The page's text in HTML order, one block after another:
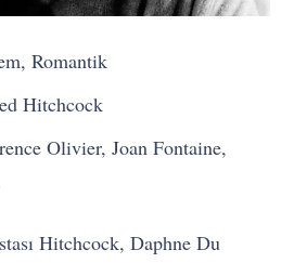
Romantik
Hitchcock
Olivier, Joan Fontaine,
Hitchcock, Daphne Du